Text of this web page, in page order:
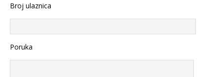
Broj ulaznica
Poruka